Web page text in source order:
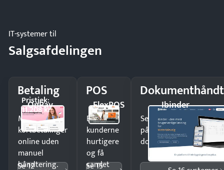
IT-systemer til
Salgsafdelingen
Betaling
OnPay
Pristjek:
11.208 kr
Modtag
kortbetalinger
online uden
manuel
håndtering.
Se 12
POS
FlexPOS
Ekspedér
kunderne
hurtigere
og få
samlet
Se 15
Ibinder
Send kontrakter til
på minutter og mist
dokumenter.